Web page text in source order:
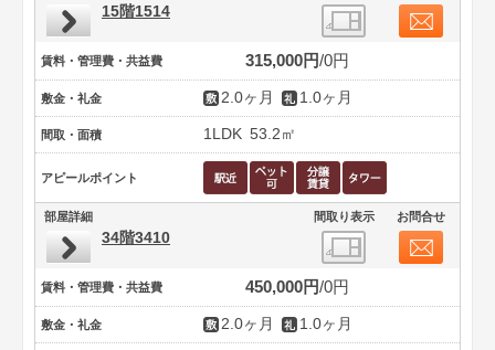
15階1514
賃料・管理費・共益費 315,000円 0円
敷金・礼金 2.0ヶ月 1.0ヶ月
間取・面積 1LDK 53.2㎡
アピールポイント
部屋詳細 間取り表示 お問合せ
34階3410
賃料・管理費・共益費 450,000円 0円
敷金・礼金 2.0ヶ月 1.0ヶ月